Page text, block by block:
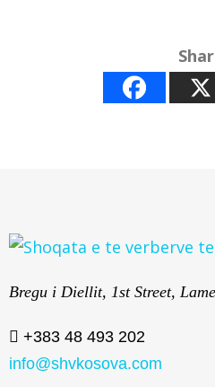
Bregu i Diellit, 1st Street,
+383 48 493 202
info@shvkosova.com